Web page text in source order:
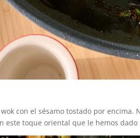
con el sésamo tostado por
este toque oriental que le hemos dado